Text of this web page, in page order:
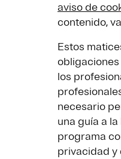
aviso de
contenido,
Estos
los
necesario
una guía a
programa
privacidad y